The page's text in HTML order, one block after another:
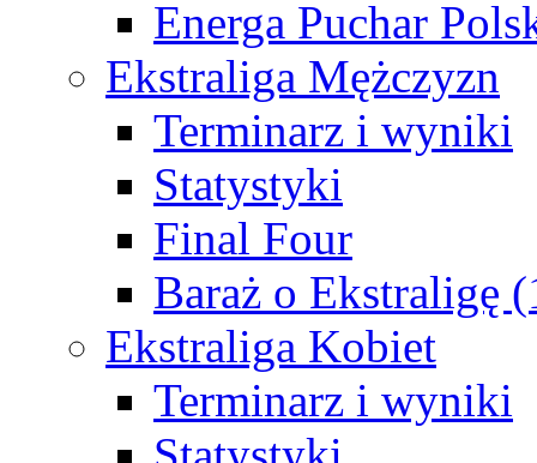
Energa Puchar
Ekstraliga Mężczyzn
Terminarz i wyniki
Statystyki
Final Four
Baraż o Ekstraligę
Ekstraliga Kobiet
Terminarz i wyniki